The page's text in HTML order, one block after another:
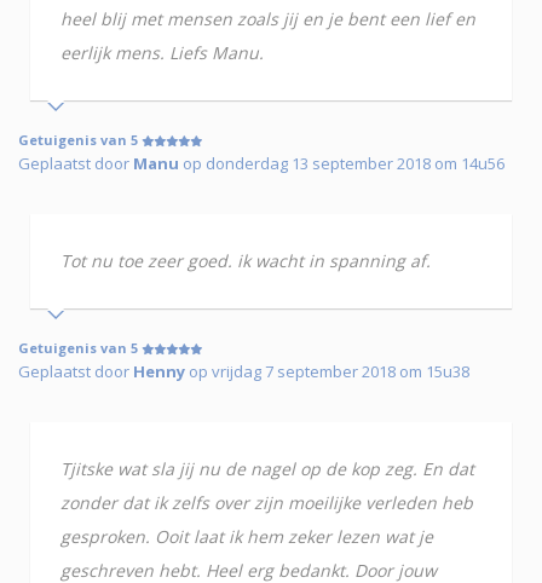
heel blij met mensen zoals jij en je bent een lief en
eerlijk mens. Liefs Manu.
Getuigenis van 5
Geplaatst door Manu op donderdag 13 september 2018 om 14u56
Tot nu toe zeer goed. ik wacht in spanning af.
Getuigenis van 5
Geplaatst door Henny op vrijdag 7 september 2018 om 15u38
Tjitske wat sla jij nu de nagel op de kop zeg. En dat
zonder dat ik zelfs over zijn moeilijke verleden heb
gesproken. Ooit laat ik hem zeker lezen wat je
geschreven hebt. Heel erg bedankt. Door jouw